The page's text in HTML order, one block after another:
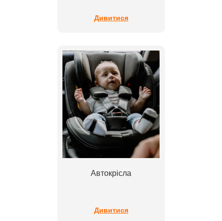
Дивитися
Автокрісла
Дивитися